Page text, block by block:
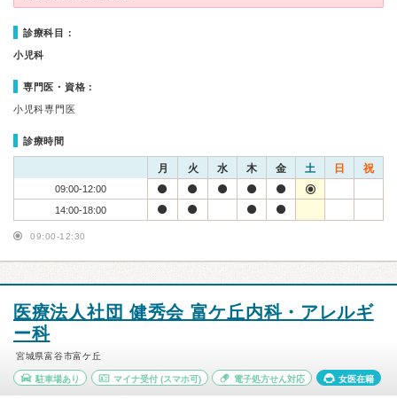
診療科目：
小児科
専門医・資格：
小児科専門医
診療時間
月 火 水 木 金 土 日 祝
09:00-12:00
14:00-18:00
09:00-12:30
医療法人社団 健秀会 富ケ丘内科・アレルギ
ー科
宮城県富谷市富ケ丘
駐車場あり マイナ受付(スマホ可) 電子処方せん対応 女医在籍